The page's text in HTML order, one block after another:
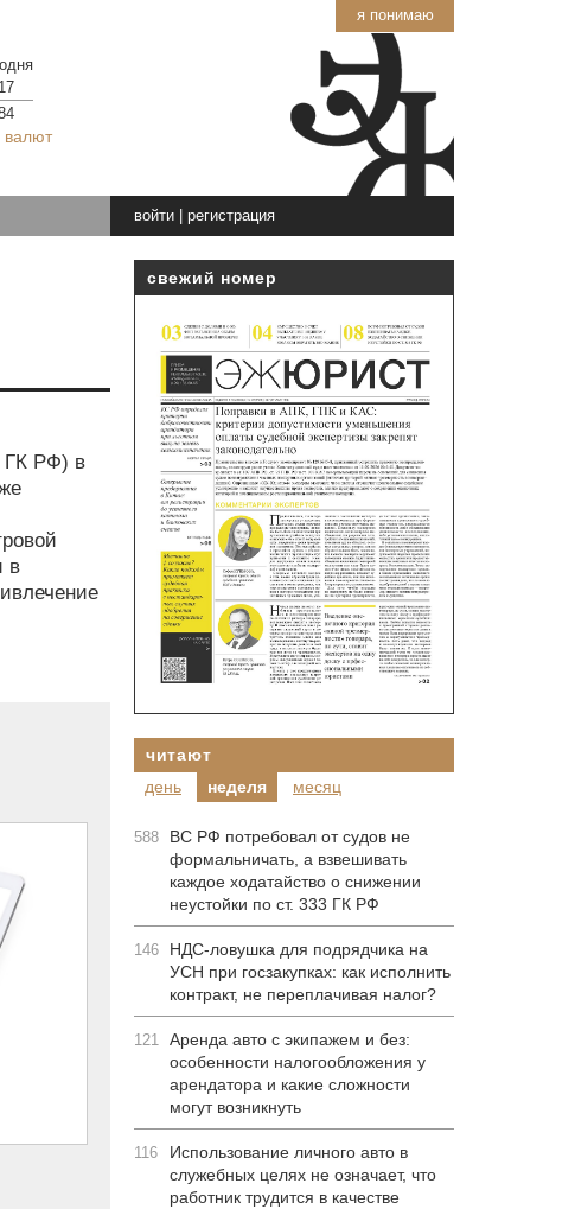
я понимаю
валют
войти| регистрация
ГК РФ) в
в
свежий номер
читают
день
неделя месяц
588
ВС РФ потребовал от судов не
формальничать, а взвешивать
каждое ходатайство о снижении
неустойки по ст. 333 ГК РФ
146
НДС-ловушка для подрядчика на
УСН при госзакупках: как исполнить
контракт, не переплачивая налог?
121 Аренда авто с экипажем и без:
особенности налогообложения у
арендатора и какие сложности
могут возникнуть
116
Использование личного авто в
служебных целях не означает, что
работник трудится в качестве